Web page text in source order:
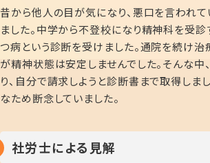
昔から他人の目が気になり、悪口を言われて
ました。中学から不登校になり精神科を受診
つ病という診断を受けました。通院を続け
が精神状態は安定しませんでした。そんな中
り、自分で請求しようと診断書まで取得しま
なため断念していました。
社労士による見解